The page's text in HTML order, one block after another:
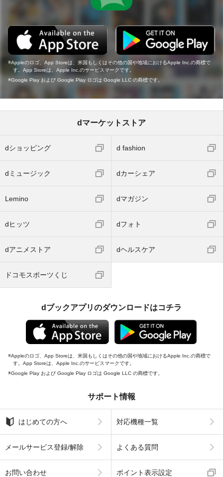
Appleのロゴ、App Storeは、米国もしくはその他の国や地域におけるApple Inc.の商標で
す。App Storeは、Apple Inc.のサービスマークです。
Google Play および Google Play ロゴは Google LLC の商標です。
dマーケットストア
dショッピング d fashion
dミュージック dカーシェア
Lemino dマガジン
dヒッツ dフォト
dアニメストア dヘルスケア
ドコモスポーツくじ
dブックアプリのダウンロードはコチラ
Appleのロゴ、App Storeは、米国もしくはその他の国や地域におけるApple Inc.の商標で
す。App Storeは、Apple Inc.のサービスマークです。
Google Play および Google Play ロゴは Google LLC の商標です。
サポート情報
はじめての方へ 対応機種一覧
メールサービス登録/解除 よくある質問
お問い合わせ ポイント表示設定